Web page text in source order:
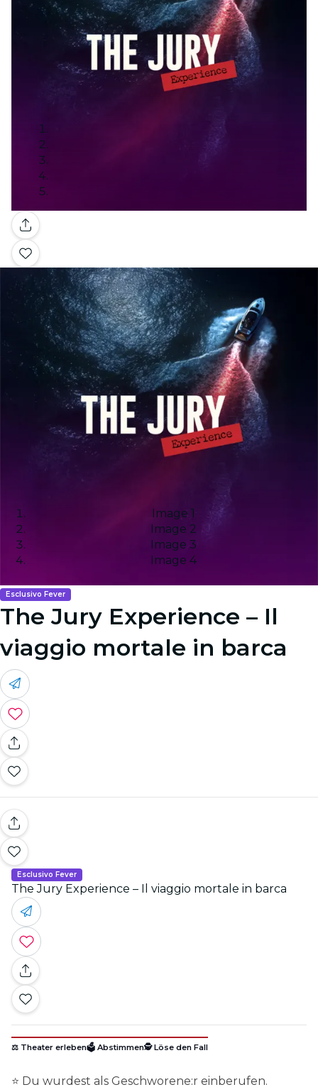
Galleria
Image 1
Image 2
Image 3
Image 4
Esclusivo Fever
The Jury Experience – Il
viaggio mortale in barca
Esclusivo Fever
The Jury Experience – Il viaggio mortale in barca
⚖️ Theater erleben🗳️ Abstimmen🕵️ Löse den Fall
⭐ Du wurdest als Geschworene:r einberufen.